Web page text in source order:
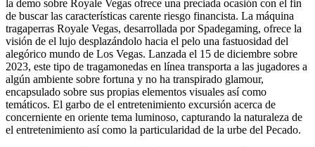
la demo sobre Royale Vegas ofrece una preciada ocasión con el fin
de buscar las características carente riesgo financista. La máquina
tragaperras Royale Vegas, desarrollada por Spadegaming, ofrece la
visión de el lujo desplazándolo hacia el pelo una fastuosidad del
alegórico mundo de Los Vegas. Lanzada el 15 de diciembre sobre
2023, este tipo de tragamonedas en línea transporta a las jugadores a
algún ambiente sobre fortuna y no ha transpirado glamour,
encapsulado sobre sus propias elementos visuales así­ como
temáticos. El garbo de el entretenimiento excursión acerca de
concerniente en oriente tema luminoso, capturando la naturaleza de
el entretenimiento así­ como la particularidad de la urbe del Pecado.